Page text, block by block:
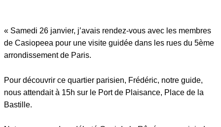
« Samedi 26 janvier, j’avais rendez-vous avec les membres
de Casiopeea pour une visite guidée dans les rues du 5ème
arrondissement de Paris.
Pour découvrir ce quartier parisien, Frédéric, notre guide,
nous attendait à 15h sur le Port de Plaisance, Place de la
Bastille.